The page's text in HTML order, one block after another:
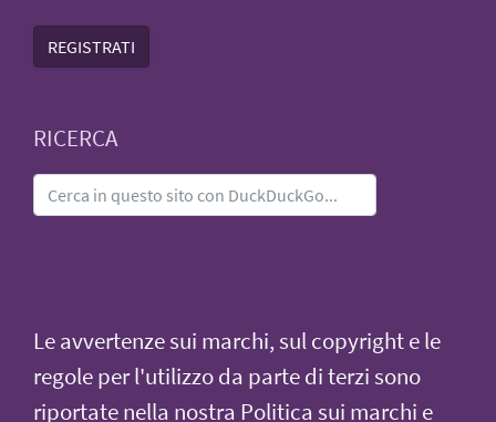
REGISTRATI
RICERCA
Le avvertenze sui marchi, sul copyright e le
regole per l'utilizzo da parte di terzi sono
riportate nella nostra Politica sui marchi e